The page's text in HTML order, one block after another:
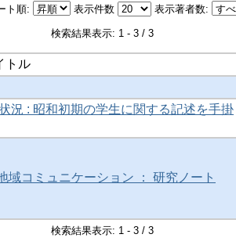
ト順: 表示件数 表示著者数:
検索結果表示: 1 - 3 / 3
トル
況 : 昭和初期の学生に関する記述を手掛
コミュニケーション ： 研究ノート
検索結果表示: 1 - 3 / 3